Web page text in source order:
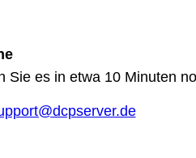
Sie es in etwa 10 Minuten